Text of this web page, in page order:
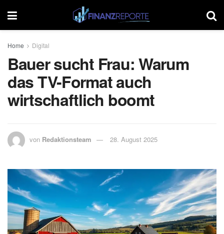
Home Digital
Bauer sucht Frau: Warum
das TV-Format auch
wirtschaftlich boomt
von Redaktionsteam 28. August 2025